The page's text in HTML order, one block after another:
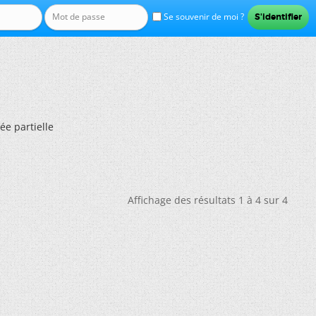
Se souvenir de moi ?
partielle
Affichage des résultats 1 à 4 sur 4